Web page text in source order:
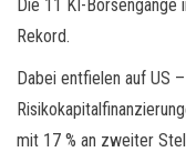
Die 11 KI-Börsengänge
Rekord.
Dabei entfielen auf US
mit 17 % an zweiter